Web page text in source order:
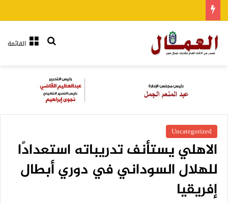
القائمةبحث عن
Uncategorized
الاهلي يستأنف تدريباته استعدادًا
للهلال السوداني في دوري أبطال
إفريقيا